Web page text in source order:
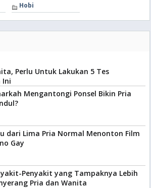
Hobi
Perlu Untuk Lakukan 5 Tes
Ini
Mengantongi Ponsel Bikin Pria
dari Lima Pria Normal Menonton Film
Gay
Penyakit yang Tampaknya Lebih
Pria dan Wanita